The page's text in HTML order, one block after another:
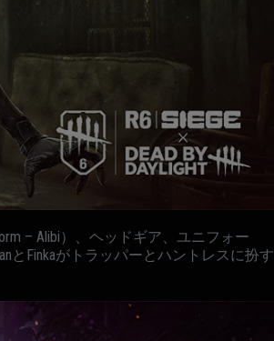
– Alibi）、ヘッドギア、ユニフォー
とFinkaがトラッパーとハントレスに扮す